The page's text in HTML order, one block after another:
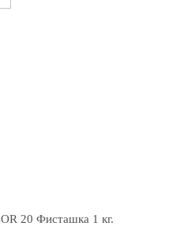
20 Фисташка 1 кг.